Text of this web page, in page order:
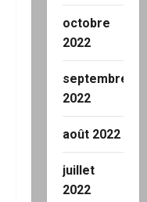
octobre
2022
septembre
2022
août 2022
juillet
2022